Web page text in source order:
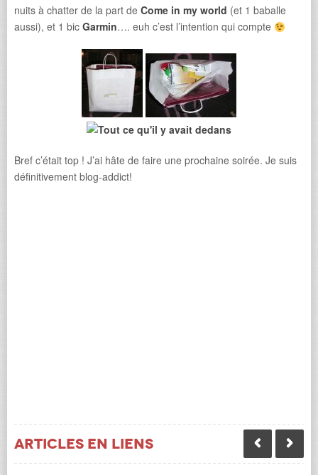
nuits à chatter de la part de Come in my world (et 1 baballe
aussi), et 1 bic Garmin…. euh c’est l’intention qui compte
Bref c’était top ! J’ai hâte de faire une prochaine soirée. Je suis
définitivement blog-addict!
Articles en liens